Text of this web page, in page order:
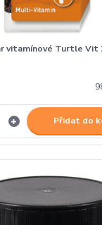
vitamínové Turtle Vit
Přidat do